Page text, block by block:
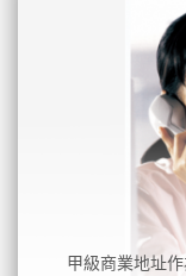
甲級商業地址